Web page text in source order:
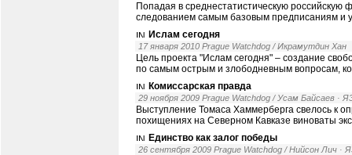
Попадая в среднестатистическую
следованием самым базовым предписаниям и
Ислам сегодня
17 января 2010 Prague Watchdog / Икрамутдин Хан
Цель проекта "Ислам сегодня" – создание
по самым острым и злободневным вопросам,
Комиссарская правда
29 ноября 2009 Prague Watchdog / Усам Байсаев ·
Выступление Томаса Хаммерберга свелось к
похищениях на Северном Кавказе виноваты
Единство как залог победы
26 сентября 2009 Prague Watchdog / Нийсон Лич ·